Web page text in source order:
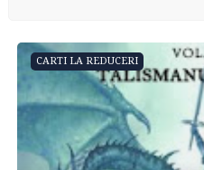
CARTI LA REDUCERI